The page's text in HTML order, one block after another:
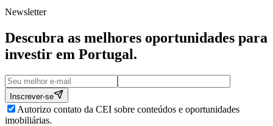
Newsletter
Descubra as melhores oportunidades para
investir em Portugal.
Inscrever-se
Autorizo contato da CEI sobre conteúdos e oportunidades
imobiliárias.